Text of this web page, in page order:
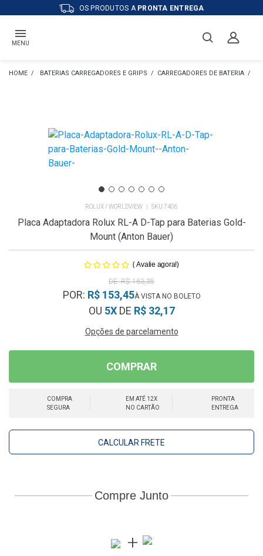
OS PRODUTOS A PRONTA ENTREGA
MENU
BATERIAS CARREGADORES E GRIPS CARREGADORES DE BATERIA
ROLUX / WORLDVIEW 7406
Placa Adaptadora Rolux RL-A D-Tap para Baterias Gold-
Mount (Anton Bauer)
(Avalie agora!)
R$ 163,35
POR: R$ 153,45
OU 5XDE R$ 32,17
Opções de parcelamento
COMPRAR
COMPRA
SEGURA
EM ATÉ 12X
NO CARTÃO
PRONTA
ENTREGA
CALCULAR FRETE
Compre Junto